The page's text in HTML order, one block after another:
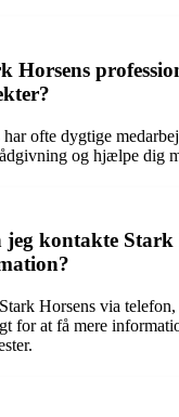
Horsens
har ofte dygtige
og hjælpe dig
kontakte Stark
Horsens via
for at få mere